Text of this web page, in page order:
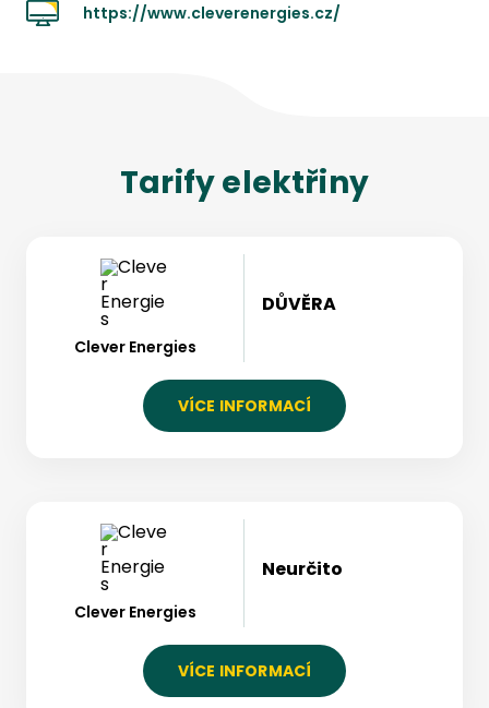
https://www.cleverenergies.cz/
Tarifyelektřiny
Clever Energies
DŮVĚRA
VÍCE INFORMACÍ
Clever Energies
Neurčito
VÍCE INFORMACÍ